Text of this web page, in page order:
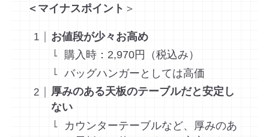
＜マイナスポイント ＞
お値段が少々お高め
購入時：2,970円（税込み）
バッグハンガーとしては高価
厚みのある天板のテーブルだと安定し
ない
カウンターテーブルなど、厚みのあ